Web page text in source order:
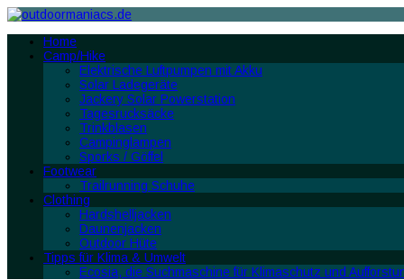
Home
Camp/Hike
Elektrische Luftpumpen mit Akku
Solar Ladegeräte
Jackery Solar Powerstation
Tagesrucksäcke
Trinkblasen
Campinglampen
Sporks / Göffel
Footwear
Trailrunning Schuhe
Clothing
Hardshelljacken
Daunenjacken
Outdoor Hüte
Tipps für Klima & Umwelt
Ecosia, die Suchmaschine für Klimaschutz und